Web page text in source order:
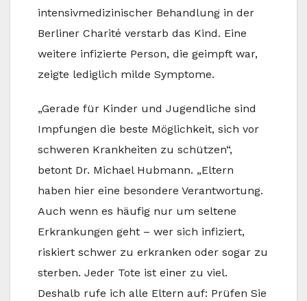
intensivmedizinischer Behandlung in der
Berliner Charité verstarb das Kind. Eine
weitere infizierte Person, die geimpft war,
zeigte lediglich milde Symptome.
„Gerade für Kinder und Jugendliche sind
Impfungen die beste Möglichkeit, sich vor
schweren Krankheiten zu schützen“,
betont Dr. Michael Hubmann. „Eltern
haben hier eine besondere Verantwortung.
Auch wenn es häufig nur um seltene
Erkrankungen geht – wer sich infiziert,
riskiert schwer zu erkranken oder sogar zu
sterben. Jeder Tote ist einer zu viel.
Deshalb rufe ich alle Eltern auf: Prüfen Sie